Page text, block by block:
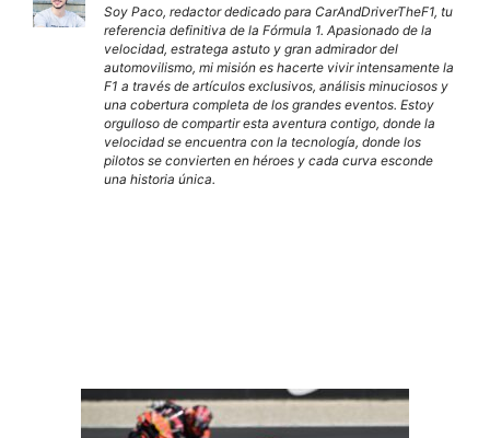
Soy Paco, redactor dedicado para CarAndDriverTheF1, tu
referencia definitiva de la Fórmula 1. Apasionado de la
velocidad, estratega astuto y gran admirador del
automovilismo, mi misión es hacerte vivir intensamente la
F1 a través de artículos exclusivos, análisis minuciosos y
una cobertura completa de los grandes eventos. Estoy
orgulloso de compartir esta aventura contigo, donde la
velocidad se encuentra con la tecnología, donde los
pilotos se convierten en héroes y cada curva esconde
una historia única.